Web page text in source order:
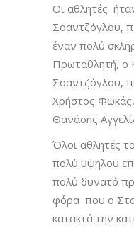
Οι αθλητές
Σοαντζόγλου,
έναν πολύ
Πρωταθλητή, ο
Σοαντζόγλου,
Χρήστος
Θανάσης
Όλοι αθλητές
πολύ υψηλού
πολύ δυνατό
φόρα που ο
κατακτά την